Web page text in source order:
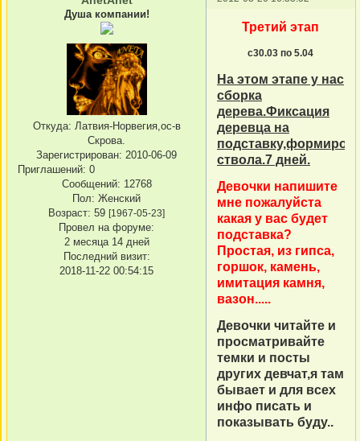
Душа компании!
Откуда: Латвия-Норвегия,ос-в
Скрова.
Зарегистрирован: 2010-06-09
Приглашений: 0
Сообщений: 12768
Пол: Женский
Возраст: 59 [1967-05-23]
Провел на форуме:
2 месяца 14 дней
Последний визит:
2018-11-22 00:54:15
Третий этап
с30.03 по 5.04
На этом этапе у нас
сборка
дерева.Фиксация
деревца на
ствола.7 дней.
Девочки напишите
мне пожалуйста
какая у вас будет
подставка?
Простая, из гипса,
горшок, камень,
имитация камня,
вазон.....
Девочки читайте и
просматривайте
темки и посты
других девчат,я там
бывает и для всех
инфо писать и
показывать буду..